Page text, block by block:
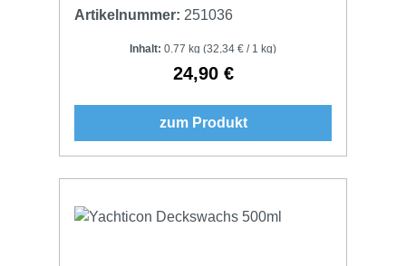
Artikelnummer: 251036
Inhalt: 0.77 kg (32,34 € / 1 kg)
Regulärer Preis:
24,90 €
zum Produkt